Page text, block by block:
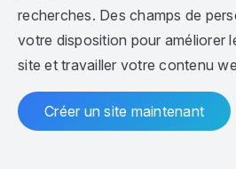
recherches. Des champs de
votre disposition pour améliorer
site et travailler votre contenu
Créer un site maintenant